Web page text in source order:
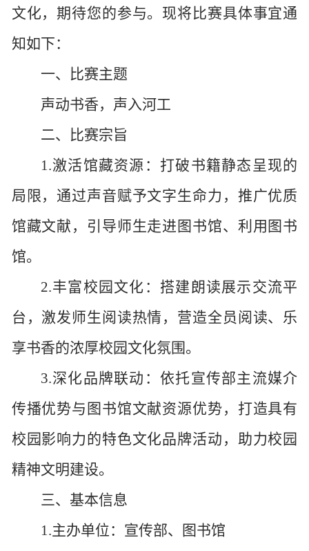
文化，期待您的参与。 现将比赛具体事宜通
知如下：
一、比赛主题
声动书香，声入河工
二、比赛宗旨
1.激活馆藏资源：打破书籍静态呈现的
局限，通过声音赋予文字生命力，推广优质
馆藏文献，引导师生走进图书馆、利用图书
馆。
2.丰富校园文化：搭建朗读展示交流平
台，激发师生阅读热情，营造全员阅读、乐
享书香的浓厚校园文化氛围。
3.深化品牌联动：依托宣传部主流媒介
传播优势与图书馆文献资源优势，打造具有
校园影响力的特色文化品牌活动，助力校园
精神文明建设。
三、基本信息
1.主办单位： 宣传部、
图书馆